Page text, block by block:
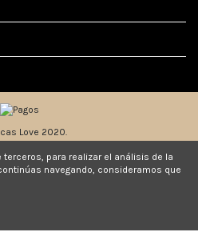
Love 2020.
para realizar el análisis de la
navegando, consideramos que